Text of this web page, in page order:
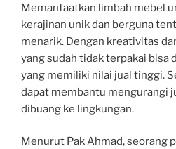
Memanfaatkan limbah mebel
kerajinan unik dan berguna
menarik. Dengan kreativitas
yang sudah tidak terpakai bisa
yang memiliki nilai jual tinggi.
dapat membantu mengurangi
dibuang ke lingkungan.
Menurut Pak Ahmad, seorang